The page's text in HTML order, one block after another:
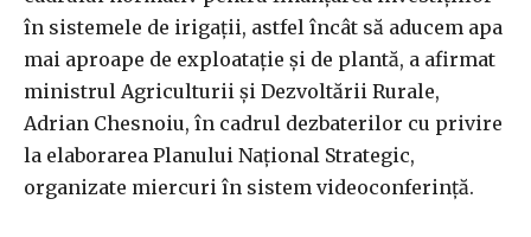
în sistemele de irigaţii, astfel încât să aducem apa
mai aproape de exploataţie şi de plantă, a afirmat
ministrul Agriculturii şi Dezvoltării Rurale,
Adrian Chesnoiu, în cadrul dezbaterilor cu privire
la elaborarea Planului Naţional Strategic,
organizate miercuri în sistem videoconferinţă.